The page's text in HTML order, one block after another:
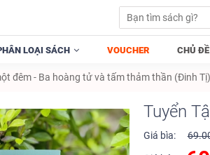
LOẠI SÁCH VOUCHER CHỦ ĐỀ
đêm - Ba hoàng tử và tấm thảm thần (Đinh Tị)
Tuyển
Giá bìa: